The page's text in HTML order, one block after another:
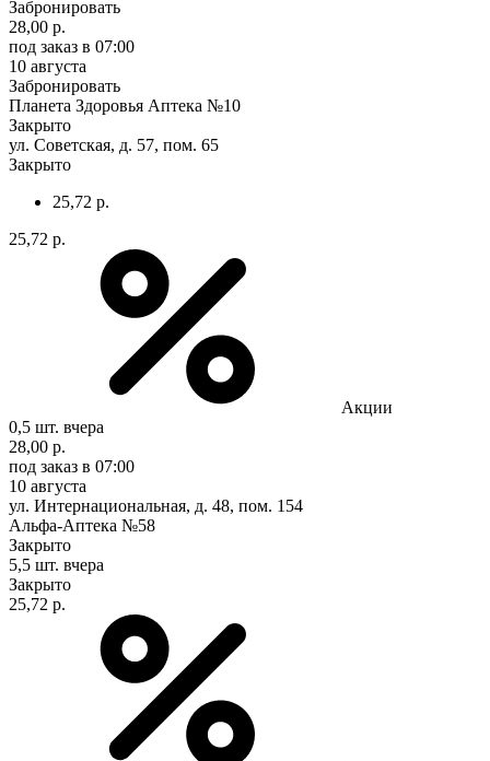
Забронировать
28,00 р.
под заказ в 07:00
10 августа
Забронировать
Планета Здоровья Аптека №10
Закрыто
ул. Советская, д. 57, пом. 65
Закрыто
25,72 р.
25,72 р.
Акции
0,5 шт. вчера
28,00 р.
под заказ в 07:00
10 августа
ул. Интернациональная, д. 48, пом. 154
Альфа-Аптека №58
Закрыто
5,5 шт. вчера
Закрыто
25,72 р.